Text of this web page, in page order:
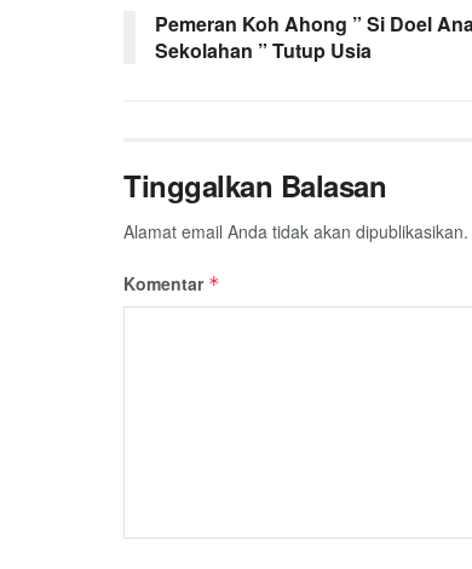
Pemeran Koh Ahong ” Si Doel
Sekolahan ” Tutup Usia
Tinggalkan Balasan
Alamat email Anda tidak akan dipublikasikan.
Komentar *